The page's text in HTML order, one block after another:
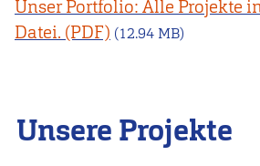
Unser Portfolio: Alle Projekte
Datei.
(12.94 MB)
Unsere Projekte